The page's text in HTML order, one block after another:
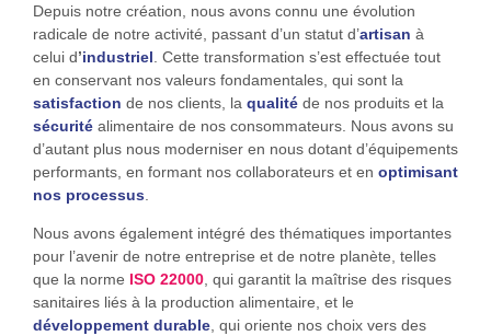
Depuis notre création, nous avons connu une évolution
radicale de notre activité, passant d’un statut d’artisan à
celui d’industriel . Cette transformation s’est effectuée tout
en conservant nos valeurs fondamentales, qui sont la
satisfaction de nos clients, la qualité de nos produits et la
sécurité alimentaire de nos consommateurs. Nous avons su
d’autant plus nous moderniser en nous dotant d’équipements
performants, en formant nos collaborateurs et en optimisant
nos processus
Nous avons également intégré des thématiques importantes
pour l’avenir de notre entreprise et de notre planète, telles
que la norme ISO 22000, qui garantit la maîtrise des risques
sanitaires liés à la production alimentaire, et le
développement durable, qui oriente nos choix vers des